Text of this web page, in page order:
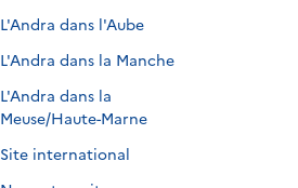
L'Andra dans l'Aube
L'Andra dans la Manche
L'Andra dans la
Meuse/Haute-Marne
Site international